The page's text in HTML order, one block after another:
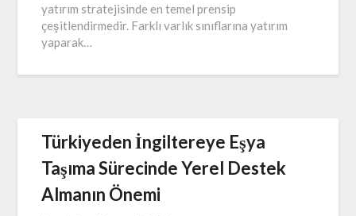
yatırım stratejisinde en temel prensip
çeşitlendirmedir. Farklı varlık sınıflarına yatırım
yaparak…
Türkiyeden İngiltereye Eşya
Taşıma Sürecinde Yerel Destek
Almanın Önemi